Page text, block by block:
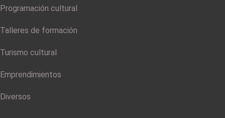
Programación cultural
Talleres de formación
Turismo cultural
Emprendimientos
Diversos